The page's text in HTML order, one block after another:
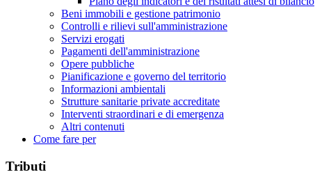
Beni immobili e gestione patrimonio
Controlli e rilievi sull'amministrazione
Servizi erogati
Pagamenti dell'amministrazione
Opere pubbliche
Pianificazione e governo del territorio
Informazioni ambientali
Strutture sanitarie private accreditate
Interventi straordinari e di emergenza
Altri contenuti
Come fare per
Tributi